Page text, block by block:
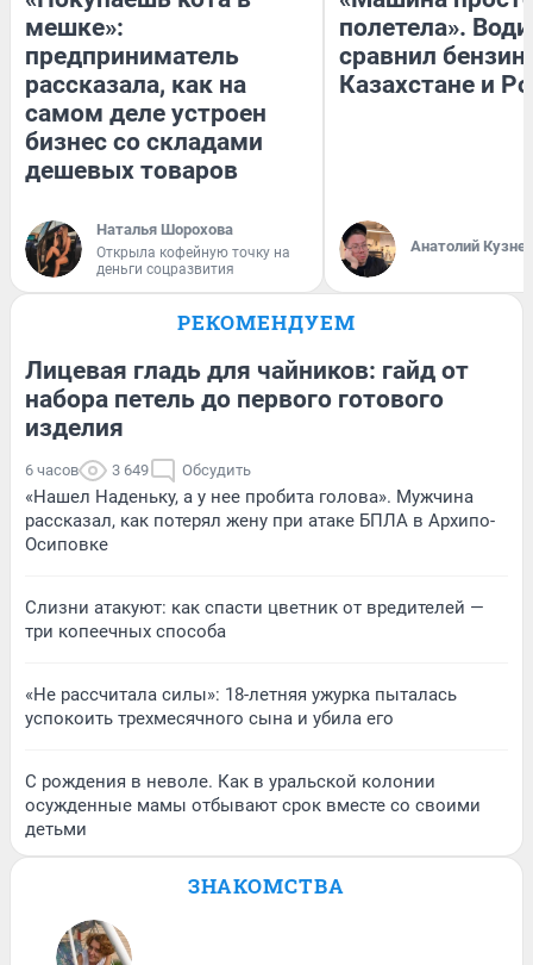
мешке»:
предприниматель
рассказала, как на
самом деле устроен
бизнес со складами
дешевых товаров
Наталья Шорохова
Открыла кофейную точку на
деньги соцразвития
полетела».
сравнил бензин
Казахстане и
Анатолий
РЕКОМЕНДУЕМ
Лицевая гладь для чайников: гайд от
набора петель до первого готового
изделия
6 часов 3 649 Обсудить
«Нашел Наденьку, а у нее пробита голова». Мужчина
рассказал, как потерял жену при атаке БПЛА в Архипо-
Осиповке
Слизни атакуют: как спасти цветник от вредителей —
три копеечных способа
«Не рассчитала силы»: 18-летняя ужурка пыталась
успокоить трехмесячного сына и убила его
С рождения в неволе. Как в уральской колонии
осужденные мамы отбывают срок вместе со своими
детьми
ЗНАКОМСТВА